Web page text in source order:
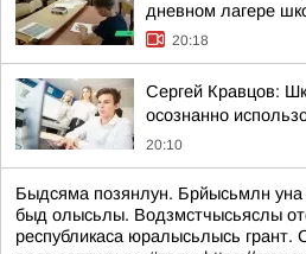
дневном лагере
20:18
Сергей Кравцов:
осознанно
20:10
Быдсяма позянлун. Брйысьмлн уна
быд олысьлы. Водзмстчысьяслы
республикаса юралысьлысь грант.